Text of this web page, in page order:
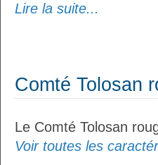
Lire la suite...
Comté Tolosan
Le Comté Tolosan
Voir toutes les